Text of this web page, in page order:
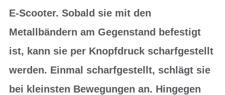
E-Scooter. Sobald sie mit den
Metallbändern am Gegenstand befestigt
ist, kann sie per Knopfdruck scharfgestellt
werden. Einmal scharfgestellt, schlägt sie
bei kleinsten Bewegungen an. Hingegen